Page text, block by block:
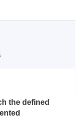
the defined